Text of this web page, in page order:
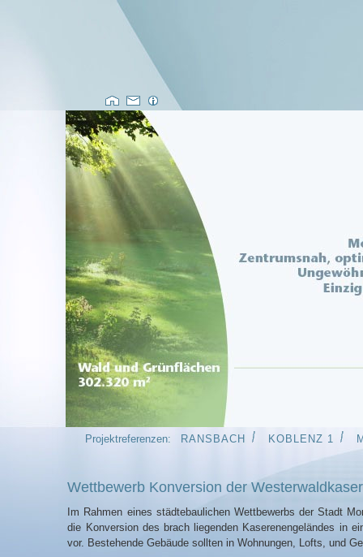
Projektreferenzen: RANSBACH KOBLENZ 1
Wettbewerb Konversion der
Im Rahmen eines städtebaulichen Wettbewerbs der Stadt
die Konversion des brach liegenden Kaserenengeländes in
vor. Bestehende Gebäude sollten in Wohnungen, Lofts, und